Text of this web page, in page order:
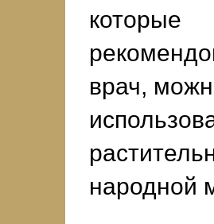
которые
врач,
народной